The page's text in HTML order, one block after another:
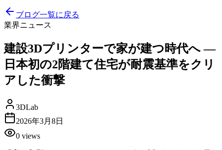
ブログ一覧に戻る
業界ニュース
建設3Dプリンターで家が建つ時代へ —
日本初の2階建て住宅が耐震基準をクリ
アした衝撃
3DLab
2026年3月8日
0 views